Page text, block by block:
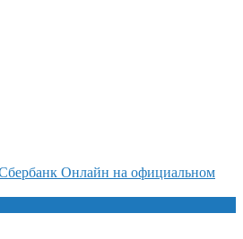
Онлайн на официальном